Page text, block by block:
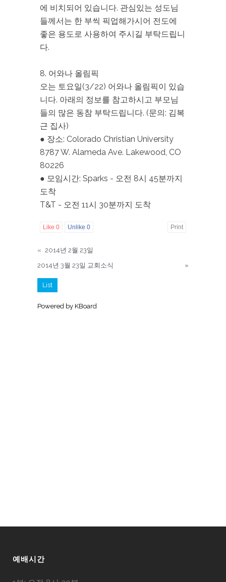
에 비치되어 있습니다. 관심있는 성도님
들께서는 한 부씩 픽업해가시어 전도에
좋은 용도로 사용하여 주시길 부탁드립니
다.
8. 어와나 올림픽
오는 토요일(3/22) 어와나 올림픽이 있습
니다. 아래의 정보를 참고하시고 부모님
들의 많은 동참 부탁드립니다. (문의: 김복
근 집사)
● 장소: Colorado Christian University
8787 W. Alameda Ave. Lakewood, CO
80226
● 모임시간: Sparks - 오전 8시 45분까지
도착
T&T - 오전 11시 30분까지 도착
Like 0 Unlike 0 Print
« 2014년 2월 23일
2014년 3월 23일 교회소식
»
List
Powered by KBoard
예배시간